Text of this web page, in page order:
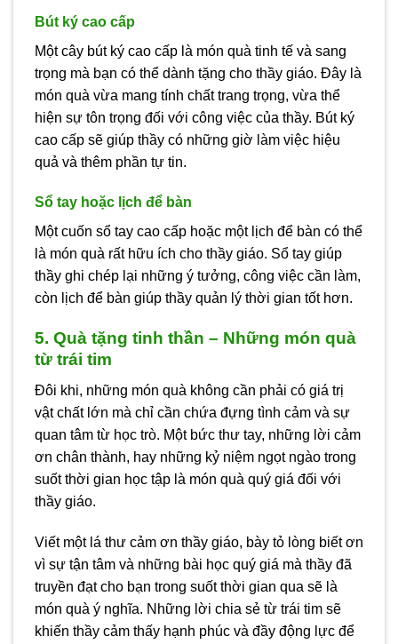
Bút ký cao cấp
Một cây bút ký cao cấp là món quà tinh tế và sang
trọng mà bạn có thể dành tặng cho thầy giáo. Đây là
món quà vừa mang tính chất trang trọng, vừa thể
hiện sự tôn trọng đối với công việc của thầy. Bút ký
cao cấp sẽ giúp thầy có những giờ làm việc hiệu
quả và thêm phần tự tin.
Sổ tay hoặc lịch để bàn
Một cuốn sổ tay cao cấp hoặc một lịch để bàn có thể
là món quà rất hữu ích cho thầy giáo. Sổ tay giúp
thầy ghi chép lại những ý tưởng, công việc cần làm,
còn lịch để bàn giúp thầy quản lý thời gian tốt hơn.
5. Quà tặng tinh thần – Những món quà
từ trái tim
Đôi khi, những món quà không cần phải có giá trị
vật chất lớn mà chỉ cần chứa đựng tình cảm và sự
quan tâm từ học trò. Một bức thư tay, những lời cảm
ơn chân thành, hay những kỷ niệm ngọt ngào trong
suốt thời gian học tập là món quà quý giá đối với
thầy giáo.
Viết một lá thư cảm ơn thầy giáo, bày tỏ lòng biết ơn
vì sự tận tâm và những bài học quý giá mà thầy đã
truyền đạt cho bạn trong suốt thời gian qua sẽ là
món quà ý nghĩa. Những lời chia sẻ từ trái tim sẽ
khiến thầy cảm thấy hạnh phúc và đầy động lực để